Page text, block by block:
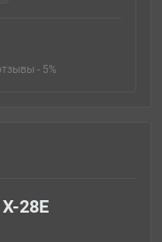
- 5%
28E